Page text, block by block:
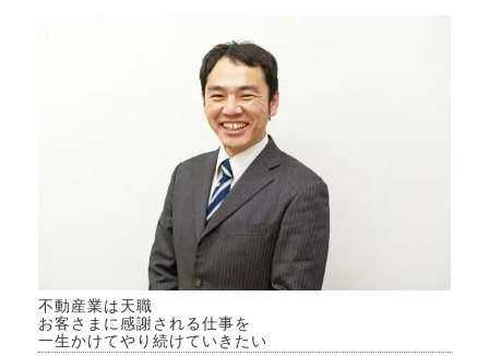
不動産業は天職
お客さまに感謝される仕事を
一生かけてやり続けていきたい